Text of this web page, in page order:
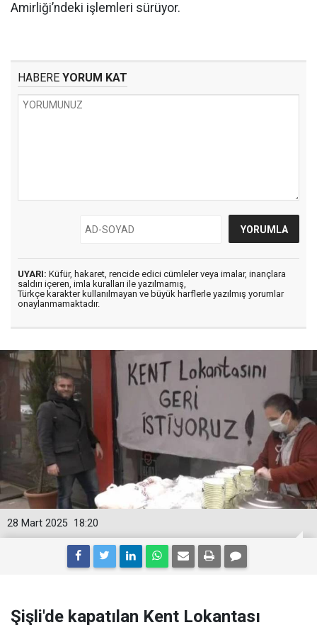
Amirliği’ndeki işlemleri sürüyor.
HABERE YORUM KAT
UYARI: Küfür, hakaret, rencide edici cümleler veya imalar, inançlara
saldırı içeren, imla kuralları ile yazılmamış,
Türkçe karakter kullanılmayan ve büyük harflerle yazılmış yorumlar
onaylanmamaktadır.
18:20
28 Mart 2025
Şişli'de kapatılan Kent Lokantası